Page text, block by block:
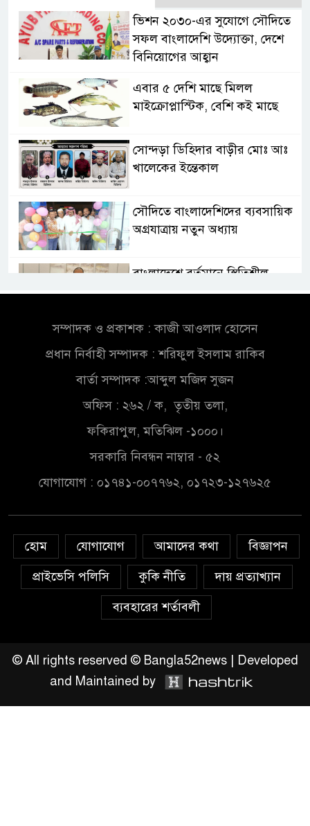
ভিশন ২০৩০-এর সুযোগে সৌদিতে
সফল বাংলাদেশি উদ্যোক্তা, দেশে
বিনিয়োগের আহ্বান
এবার ৫ দেশি মাছে মিলল
মাইক্রোপ্লাস্টিক, বেশি কই মাছে
সোন্দড়া ডিহিদার বাড়ীর মোঃ আঃ
খালেকের ইন্তেকাল
সৌদিতে বাংলাদেশিদের ব্যবসায়িক
অগ্রযাত্রায় নতুন অধ্যায়
বাংলাদেশে বর্তমানে স্থিতিশীল
সরকার,প্রবাসীদের বিনিয়োগের
সরকার,প্রবাসীদের বিনিয়োগের
এখনই উপযুক্ত সময়
চাঁদপুরে মাটির নিচে গাঁজার ড্রাম,
মাদক কারবারি আটক
সংশোধনের দাবিতে ফরিদগঞ্জে
অনলাইন জুয়ার অবৈধ লেনদেনে
জড়িয়ে পড়ছে স্থানীয় বিকাশ এজেন্ট;
ক্ষুব্ধ এলাকাবাসী।।
জিয়ানগরের বলেশ্বর নদীতে যৌথ
সম্পাদক ও প্রকাশক : কাজী আওলাদ হোসেন
প্রধান নির্বাহী সম্পাদক : শরিফুল ইসলাম রাকিব
বার্তা সম্পাদক :আব্দুল মজিদ সুজন
অফিস : ২৬২ / ক, তৃতীয় তলা,
ফকিরাপুল, মতিঝিল -১০০০।
সরকারি নিবন্ধন নাম্বার - ৫২
যোগাযোগ : ০১৭৪১-০০৭৭৬২, ০১৭২৩-১২৭৬২৫
হোম যোগাযোগ আমাদের কথা
বিজ্ঞাপন
প্রাইভেসি পলিসি
কুকি নীতি
দায় প্রত্যাখ্যান
ব্যবহারের শর্তাবলী
© All rights reserved © Bangla52news | Developed
and Maintained by